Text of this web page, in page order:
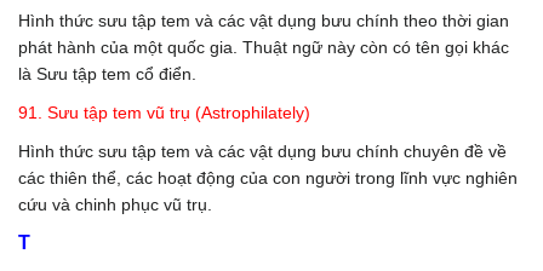
Hình thức sưu tập tem và các vật dụng bưu chính theo thời gian
phát hành của một quốc gia. Thuật ngữ này còn có tên gọi khác
là Sưu tập tem cổ điển.
91. Sưu tập tem vũ trụ (Astrophilately)
Hình thức sưu tập tem và các vật dụng bưu chính chuyên đề về
các thiên thể, các hoạt động của con người trong lĩnh vực nghiên
cứu và chinh phục vũ trụ.
T